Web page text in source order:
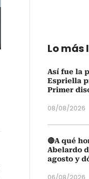
Lo más
Así fue la
Espriella
Primer
08/08/2026
🔴A qué
Abelardo
agosto y